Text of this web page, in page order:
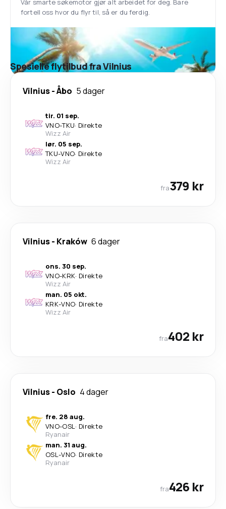
Vår smarte søkemotor gjør alt arbeidet for deg. Bare
fortell oss hvor du flyr til, så er du ferdig.
Spesielle flytilbud fra Vilnius
Vilnius-Åbo 5 dager
tir. 01 sep.
VNO-TKU· Direkte
Wizz Air
lør. 05 sep.
TKU-VNO· Direkte
Wizz Air
fra379 kr
Vilnius- Kraków 6 dager
ons. 30 sep.
VNO-KRK· Direkte
Wizz Air
man. 05 okt.
KRK-VNO· Direkte
Wizz Air
fra402 kr
Vilnius- Oslo 4 dager
fre. 28 aug.
VNO-OSL· Direkte
Ryanair
man. 31 aug.
OSL-VNO· Direkte
Ryanair
fra426 kr